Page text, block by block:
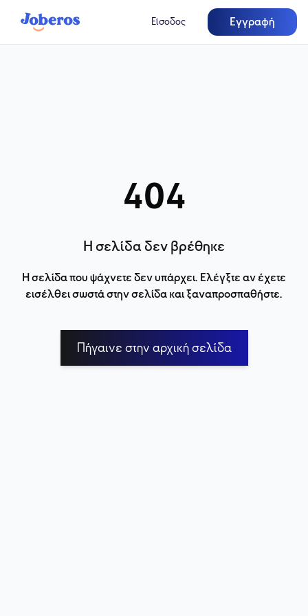
Είσοδος Εγγραφή
404
Η σελίδα δεν βρέθηκε
Η σελίδα που ψάχνετε δεν υπάρχει. Ελέγξτε αν έχετε
εισέλθει σωστά στην σελίδα και ξαναπροσπαθήστε.
Πήγαινε στην αρχική σελίδα